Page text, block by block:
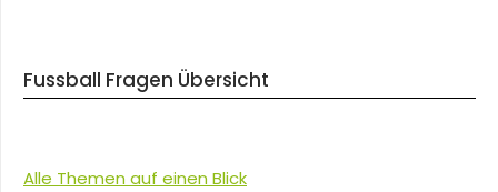
Fussball Fragen Übersicht
Alle Themen auf einen Blick